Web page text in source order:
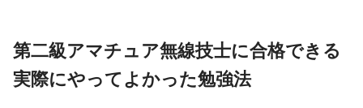
第二級アマチュア無線技士に合格できる
実際にやってよかった勉強法